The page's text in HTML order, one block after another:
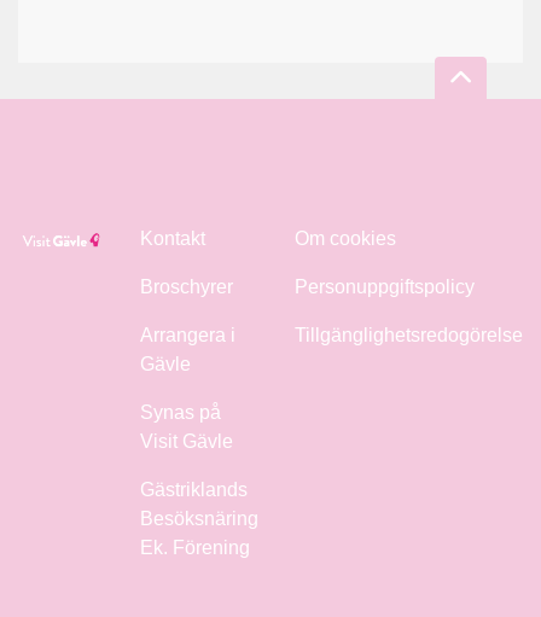
Kontakt
Broschyrer
Arrangera i
Gävle
Synas på
Visit Gävle
Gästriklands
Besöksnäring
Ek. Förening
Om cookies
Personuppgiftspolicy
Tillgänglighetsredogörelse